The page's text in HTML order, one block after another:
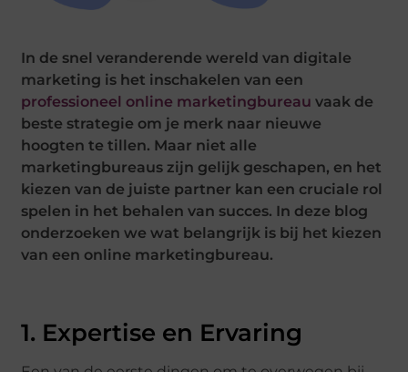
In de snel veranderende wereld van digitale
marketing is het inschakelen van een
professioneel online marketingbureau vaak de
beste strategie om je merk naar nieuwe
hoogten te tillen. Maar niet alle
marketingbureaus zijn gelijk geschapen, en het
kiezen van de juiste partner kan een cruciale rol
spelen in het behalen van succes. In deze blog
onderzoeken we wat belangrijk is bij het kiezen
van een online marketingbureau.
1. Expertise en Ervaring